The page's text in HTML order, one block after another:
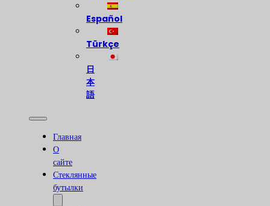
Español
Türkçe
日
本
語
Главная
О
сайте
Стеклянные
бутылки